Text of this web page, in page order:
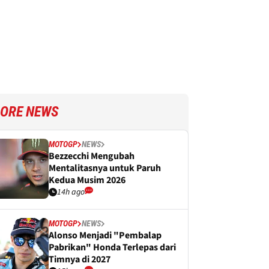
NEWS
MOTOGP NEWS
Bezzecchi Mengubah
Mentalitasnya untuk Paruh
Kedua Musim 2026
14h ago
MOTOGP NEWS
Alonso Menjadi "Pembalap
Pabrikan" Honda Terlepas dari
Timnya di 2027